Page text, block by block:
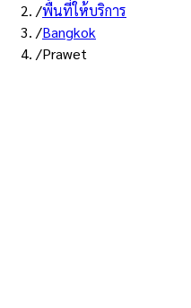
/พื้นที่ให้บริการ
/Bangkok
/Prawet